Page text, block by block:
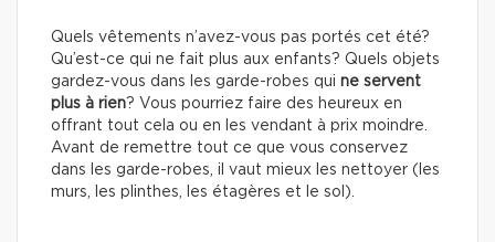
Quels vêtements n’avez-vous pas portés cet été?
Qu’est-ce qui ne fait plus aux enfants? Quels objets
gardez-vous dans les garde-robes qui ne servent
plus à rien? Vous pourriez faire des heureux en
offrant tout cela ou en les vendant à prix moindre.
Avant de remettre tout ce que vous conservez
dans les garde-robes, il vaut mieux les nettoyer (les
murs, les plinthes, les étagères et le sol).